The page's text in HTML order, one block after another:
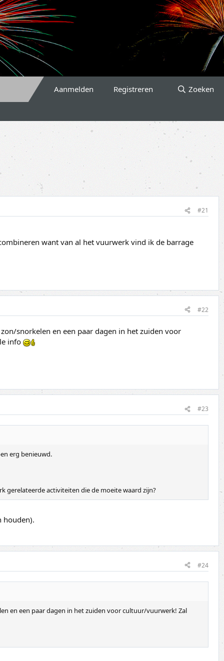
Aanmelden Registreren Zoeken
#21
want van al het vuurwerk vind ik de barrage
#22
snorkelen en een paar dagen in het zuiden voor
info
#23
erg benieuwd.
gerelateerde activiteiten die de moeite waard zijn?
houden).
#24
en een paar dagen in het zuiden voor cultuur/vuurwerk! Zal